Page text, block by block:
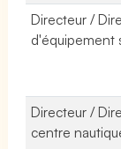
Directeur /
d'équipement
Directeur /
centre